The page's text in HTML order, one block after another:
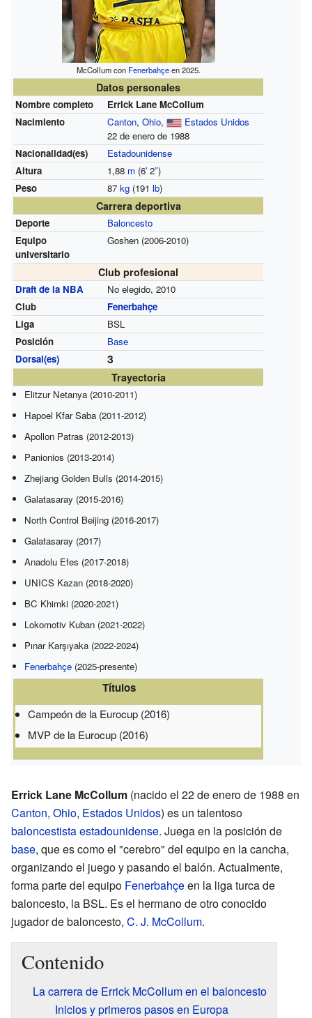
McCollum con Fenerbahçeen 2025.
Datos personales
Nombre completo
Errick Lane McCollum
Nacimiento
Canton, Ohio,
Estados Unidos
22 de enero de 1988
Nacionalidad(es)
Estadounidense
Altura
1,88 m (6′2″)
Peso
87 kg(191 lb)
Carrera deportiva
Deporte
Baloncesto
Equipo
universitario
Goshen (2006-2010)
Club profesional
Draft de la NBA
No elegido, 2010
Club
Fenerbahçe
Liga
BSL
Posición
Base
Dorsal(es)
3
Trayectoria
Elitzur Netanya (2010-2011)
Hapoel Kfar Saba (2011-2012)
Apollon Patras (2012-2013)
Panionios (2013-2014)
Zhejiang Golden Bulls (2014-2015)
Galatasaray (2015-2016)
North Control Beijing (2016-2017)
Galatasaray (2017)
Anadolu Efes (2017-2018)
UNICS Kazan (2018-2020)
BC Khimki (2020-2021)
Lokomotiv Kuban (2021-2022)
Pınar Karşıyaka (2022-2024)
Fenerbahçe (2025-presente)
Títulos
Campeón de la Eurocup (2016)
MVP de la Eurocup (2016)
Errick Lane McCollum (nacido el 22 de enero de 1988 en
Canton, Ohio, Estados Unidos) es un talentoso
baloncestistaestadounidense. Juega en la posición de
base, que es como el "cerebro" del equipo en la cancha,
organizando el juego y pasando el balón. Actualmente,
forma parte del equipo Fenerbahçeen la liga turca de
baloncesto, la BSL. Es el hermano de otro conocido
jugador de baloncesto, C. J. McCollum.
Contenido
La carrera de Errick McCollum en el baloncesto
Inicios y primeros pasos en Europa